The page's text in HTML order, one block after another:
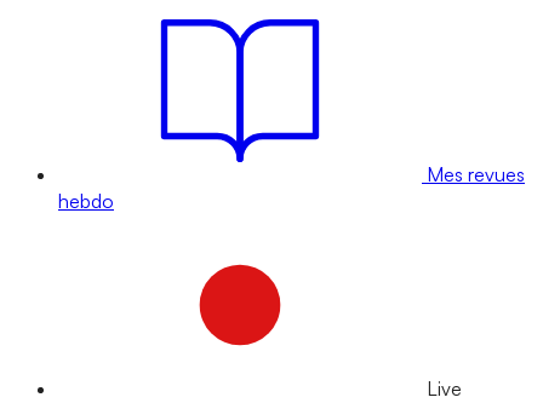
Mes revues
hebdo
Live